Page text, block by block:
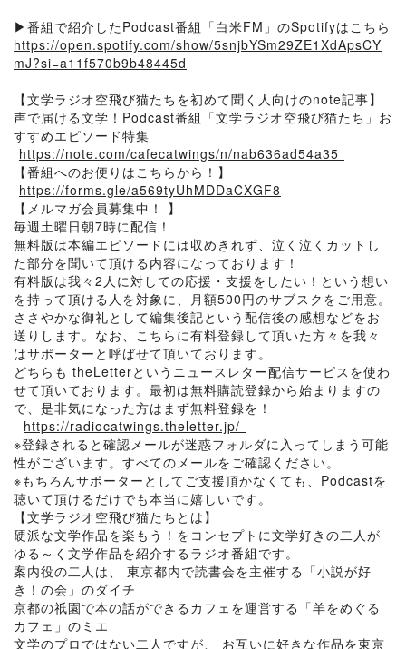
▶︎番組で紹介したPodcast番組「白米FM」のSpotifyはこちら
https://open.spotify.com/show/5snjbYSm29ZE1XdApsCY
mJ?si=a11f570b9b48445d
【文学ラジオ空飛び猫たちを初めて聞く人向けのnote記事】
声で届ける文学！Podcast番組「文学ラジオ空飛び猫たち」お
すすめエピソード特集
https://note.com/cafecatwings/n/nab636ad54a35⁠⁠⁠⁠⁠⁠
【番組へのお便りはこちらから！】
https://forms.gle/a569tyUhMDDaCXGF8
【メルマガ会員募集中！ 】
毎週土曜日朝7時に配信！
無料版は本編エピソードには収めきれず、泣く泣くカットし
た部分を聞いて頂ける内容になっております！
有料版は我々2人に対しての応援・支援をしたい！という想い
を持って頂ける人を対象に、月額500円のサブスクをご用意。
ささやかな御礼として編集後記という配信後の感想などをお
送りします。なお、こちらに有料登録して頂いた方々を我々
はサポーターと呼ばせて頂いております。
どちらも theLetterというニュースレター配信サービスを使わ
せて頂いております。最初は無料購読登録から始まりますの
で、是非気になった方はまず無料登録を！
https://radiocatwings.theletter.jp/⁠⁠⁠⁠⁠⁠
※登録されると確認メールが迷惑フォルダに入ってしまう可能
性がございます。すべてのメールをご確認ください。
※もちろんサポーターとしてご支援頂かなくても、Podcastを
聴いて頂けるだけでも本当に嬉しいです。
【文学ラジオ空飛び猫たちとは】
硬派な文学作品を楽もう！をコンセプトに文学好きの二人が
ゆる～く文学作品を紹介するラジオ番組です。
案内役の二人は、 東京都内で読書会を主催する「小説が好
き！の会」のダイチ
京都の祇園で本の話ができるカフェを運営する「羊をめぐる
カフェ」のミエ
文学のプロではない二人ですが、 お互いに好きな作品を東京